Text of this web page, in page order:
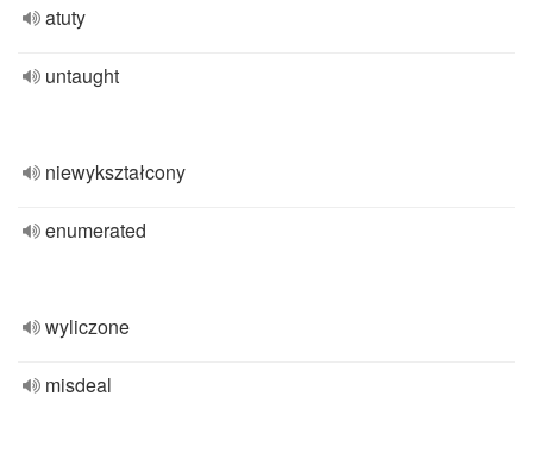
atuty
untaught
niewykształcony
enumerated
wyliczone
misdeal